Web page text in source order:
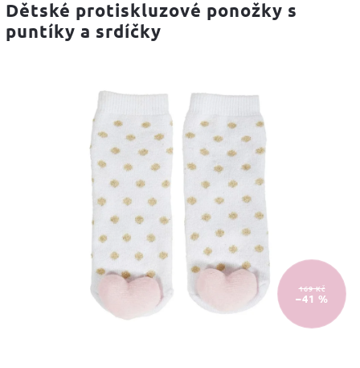
Dětské protiskluzové ponožky s
puntíky a srdíčky
169 Kč
–41 %